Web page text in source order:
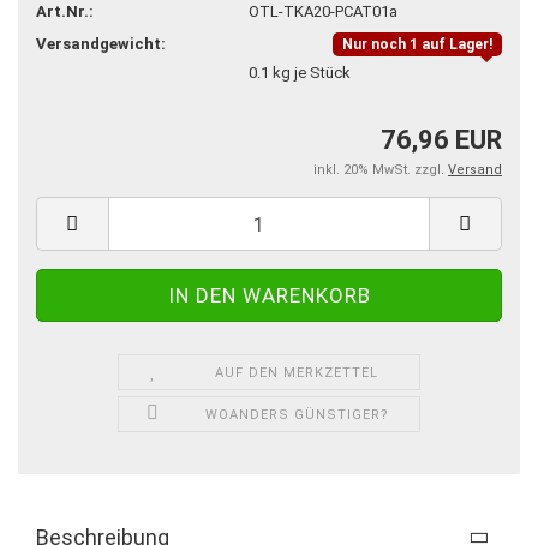
Art.Nr.: OTL-TKA20-PCAT01a
Nur noch 1 auf Lager!
Versandgewicht:
0.1 kg je Stück
76,96 EUR
inkl. 20% MwSt. zzgl. Versand
AUF DEN MERKZETTEL
WOANDERS GÜNSTIGER?
Beschreibung